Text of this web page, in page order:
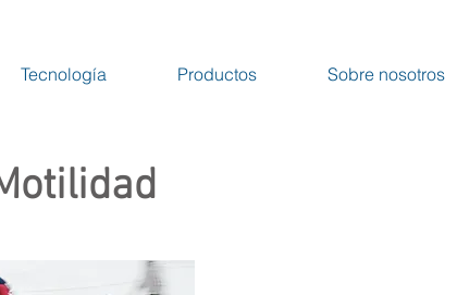
Tecnología Productos Sobre nosotros